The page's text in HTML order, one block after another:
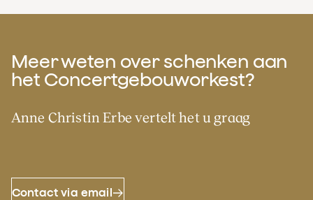
Meer weten over schenken aan
het Concertgebouworkest?
Anne Christin Erbe vertelt het u graag
Contact via email